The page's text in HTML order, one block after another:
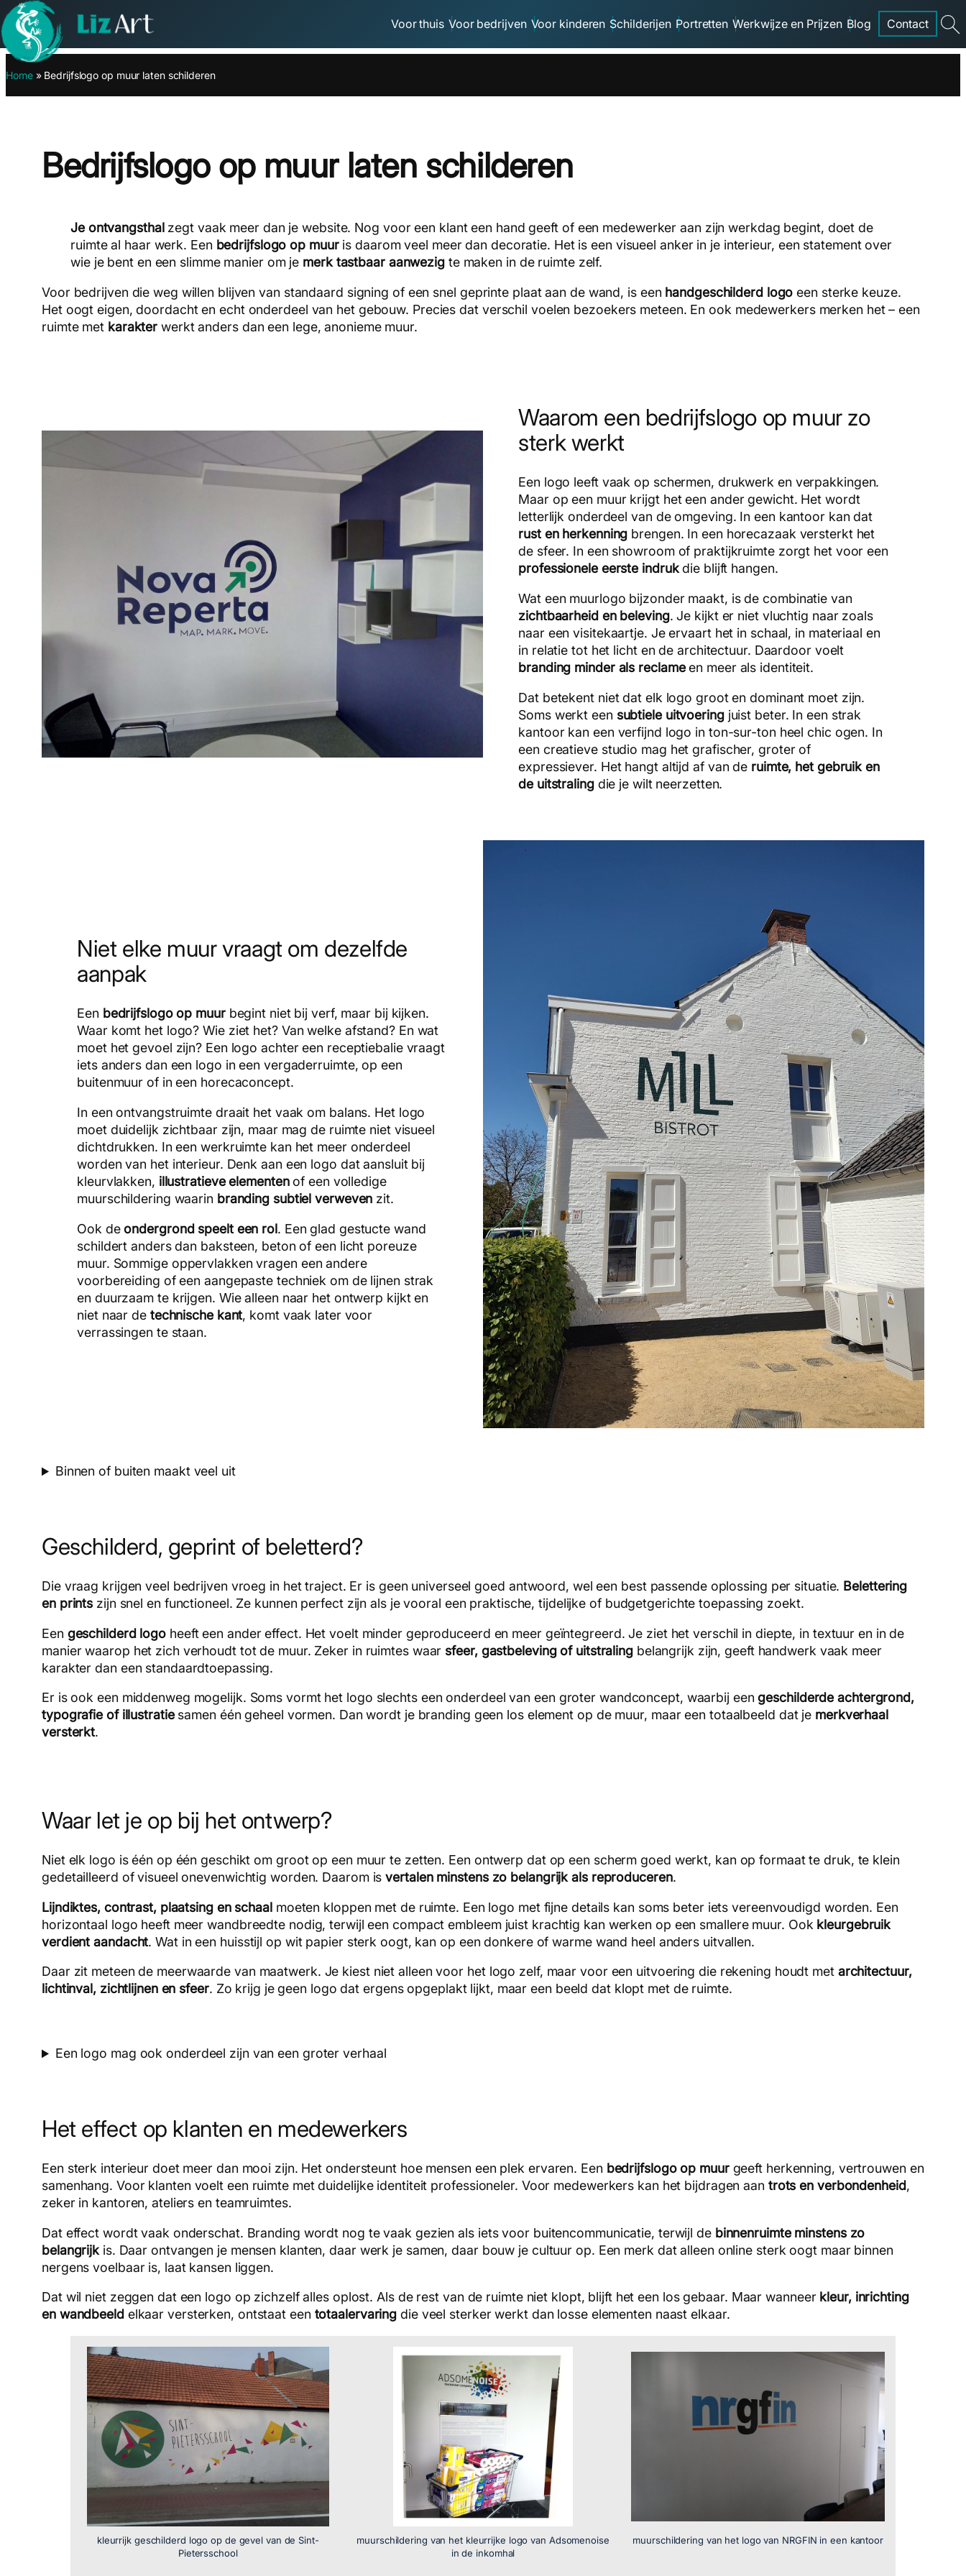
Ga
naar
de
Voor thuis Voor bedrijven Voor kinderen Schilderijen Portretten Werkwijze en Prijzen Blog Contact
Home» Bedrijfslogo op muur laten schilderen
Bedrijfslogo op muur laten schilderen
Je ontvangsthalzegt vaak meer dan je website. Nog voor een klant een hand geeft of een medewerker aan zijn werkdag begint, doet de
ruimte al haar werk. Een bedrijfslogo op muuris daarom veel meer dan decoratie. Het is een visueel anker in je interieur, een statement over
wie je bent en een slimme manier om je merk tastbaar aanwezigte maken in de ruimte zelf.
Voor bedrijven die weg willen blijven van standaard signing of een snel geprinte plaat aan de wand, is een handgeschilderd logo een sterke keuze.
Het oogt eigen, doordacht en echt onderdeel van het gebouw. Precies dat verschil voelen bezoekers meteen. En ook medewerkers merken het – een
ruimte met karakter werkt anders dan een lege, anonieme muur.
Waarom een bedrijfslogo op muur zo
sterk werkt
Een logo leeft vaak op schermen, drukwerk en verpakkingen.
Maar op een muur krijgt het een ander gewicht. Het wordt
letterlijk onderdeel van de omgeving. In een kantoor kan dat
rust en herkenning brengen. In een horecazaak versterkt het
de sfeer. In een showroom of praktijkruimte zorgt het voor een
professionele eerste indrukdie blijft hangen.
Wat een muurlogo bijzonder maakt, is de combinatie van
zichtbaarheid en beleving. Je kijkt er niet vluchtig naar zoals
naar een visitekaartje. Je ervaart het in schaal, in materiaal en
in relatie tot het licht en de architectuur. Daardoor voelt
branding minder als reclameen meer als identiteit.
Dat betekent niet dat elk logo groot en dominant moet zijn.
Soms werkt een subtiele uitvoeringjuist beter. In een strak
kantoor kan een verfijnd logo in ton-sur-ton heel chic ogen. In
een creatieve studio mag het grafischer, groter of
expressiever. Het hangt altijd af van de ruimte, het gebruik en
de uitstralingdie je wilt neerzetten.
Niet elke muur vraagt om dezelfde
aanpak
Een bedrijfslogo op muurbegint niet bij verf, maar bij kijken.
Waar komt het logo? Wie ziet het? Van welke afstand? En wat
moet het gevoel zijn? Een logo achter een receptiebalie vraagt
iets anders dan een logo in een vergaderruimte, op een
buitenmuur of in een horecaconcept.
In een ontvangstruimte draait het vaak om balans. Het logo
moet duidelijk zichtbaar zijn, maar mag de ruimte niet visueel
dichtdrukken. In een werkruimte kan het meer onderdeel
worden van het interieur. Denk aan een logo dat aansluit bij
kleurvlakken, illustratieve elementenof een volledige
muurschildering waarin branding subtiel verweven zit.
Ook deondergrond speelt een rol. Een glad gestucte wand
schildert anders dan baksteen, beton of een licht poreuze
muur. Sommige oppervlakken vragen een andere
voorbereiding of een aangepaste techniek om de lijnen strak
en duurzaam te krijgen. Wie alleen naar het ontwerp kijkt en
niet naar de technische kant, komt vaak later voor
verrassingen te staan.
Binnen of buiten maakt veel uit
Geschilderd, geprint of beletterd?
Die vraag krijgen veel bedrijven vroeg in het traject. Er is geen universeel goed antwoord, wel een best passende oplossing per situatie. Belettering
en prints zijn snel en functioneel. Ze kunnen perfect zijn als je vooral een praktische, tijdelijke of budgetgerichte toepassing zoekt.
Een geschilderd logo heeft een ander effect. Het voelt minder geproduceerd en meer geïntegreerd. Je ziet het verschil in diepte, in textuur en in de
manier waarop het zich verhoudt tot de muur. Zeker in ruimtes waar sfeer, gastbeleving of uitstralingbelangrijk zijn, geeft handwerk vaak meer
karakter dan een standaardtoepassing.
Er is ook een middenweg mogelijk. Soms vormt het logo slechts een onderdeel van een groter wandconcept, waarbij eengeschilderde achtergrond,
typografie of illustratiesamen één geheel vormen. Dan wordt je branding geen los element op de muur, maar een totaalbeeld dat je merkverhaal
versterkt.
Waar let je op bij het ontwerp?
Niet elk logo is één op één geschikt om groot op een muur te zetten. Een ontwerp dat op een scherm goed werkt, kan op formaat te druk, te klein
gedetailleerd of visueel onevenwichtig worden. Daarom isvertalen minstens zo belangrijk als reproduceren.
Lijndiktes, contrast, plaatsing en schaalmoeten kloppen met de ruimte. Een logo met fijne details kan soms beter iets vereenvoudigd worden. Een
horizontaal logo heeft meer wandbreedte nodig, terwijl een compact embleem juist krachtig kan werken op een smallere muur. Ook kleurgebruik
verdient aandacht. Wat in een huisstijl op wit papier sterk oogt, kan op een donkere of warme wand heel anders uitvallen.
Daar zit meteen de meerwaarde van maatwerk. Je kiest niet alleen voor het logo zelf, maar voor een uitvoering die rekening houdt met architectuur,
lichtinval, zichtlijnen en sfeer. Zo krijg je geen logo dat ergens opgeplakt lijkt, maar een beeld dat klopt met de ruimte.
Een logo mag ook onderdeel zijn van een groter verhaal
Het effect op klanten en medewerkers
Een sterk interieur doet meer dan mooi zijn. Het ondersteunt hoe mensen een plek ervaren. Een bedrijfslogo op muurgeeft herkenning, vertrouwen en
samenhang. Voor klanten voelt een ruimte met duidelijke identiteit professioneler. Voor medewerkers kan het bijdragen aan trots en verbondenheid,
zeker in kantoren, ateliers en teamruimtes.
Dat effect wordt vaak onderschat. Branding wordt nog te vaak gezien als iets voor buitencommunicatie, terwijl de binnenruimte minstens zo
belangrijk is. Daar ontvangen je mensen klanten, daar werk je samen, daar bouw je cultuur op. Een merk dat alleen online sterk oogt maar binnen
nergens voelbaar is, laat kansen liggen.
Dat wil niet zeggen dat een logo op zichzelf alles oplost. Als de rest van de ruimte niet klopt, blijft het een los gebaar. Maar wanneer kleur, inrichting
en wandbeeld elkaar versterken, ontstaat een totaalervaring die veel sterker werkt dan losse elementen naast elkaar.
kleurrijk geschilderd logo op de gevel van de Sint-
Pietersschool
muurschildering van het kleurrijke logo van Adsomenoise
in de inkomhal
muurschildering van het logo van NRGFIN in een kantoor